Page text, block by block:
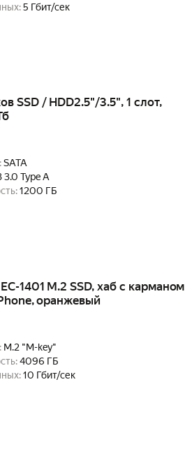
5 Гбит/сек
SSD / HDD2.5"/3.5", 1 слот,
SATA
3.0 Type A
1200 ГБ
1401 M.2 SSD, хаб с карманом
оранжевый
M.2 "M-key"
4096 ГБ
10 Гбит/сек